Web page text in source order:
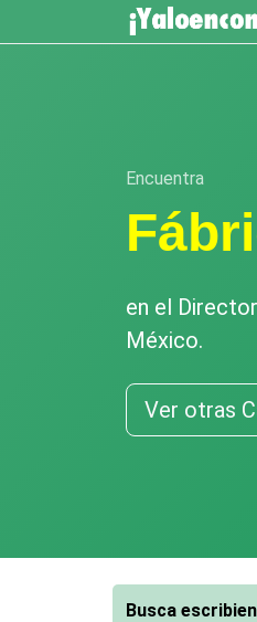
Encuentra
en el
México.
Ver otras
Busca